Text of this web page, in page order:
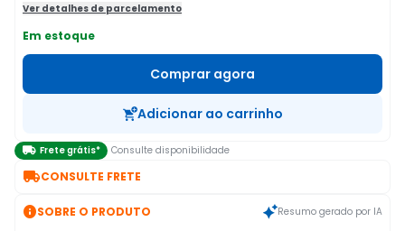
Ver detalhes de parcelamento
Em estoque
Comprar agora
Adicionar ao carrinho
 Frete grátis* Consulte disponibilidade
CONSULTE FRETE
SOBRE O PRODUTO Resumo gerado por IA